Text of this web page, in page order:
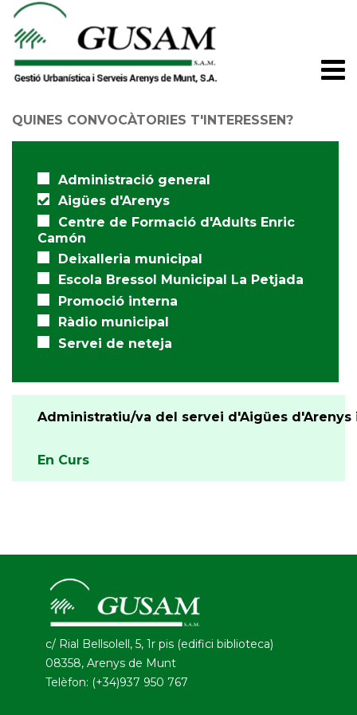
Vés
contingut
QUINES CONVOCÀTORIES T'INTERESSEN?
Administració general
Aigües d'Arenys
Centre de Formació d'Adults Enric
Camón
Deixalleria municipal
Escola Bressol Municipal La Petjada
Promoció interna
Ràdio municipal
Servei de neteja
Administratiu/va del servei d'Aigües
En Curs
c/ Rial Bellsolell, 5, 1r pis (edifici biblioteca)
08358, Arenys de Munt
Telèfon: (+34)937 950 767